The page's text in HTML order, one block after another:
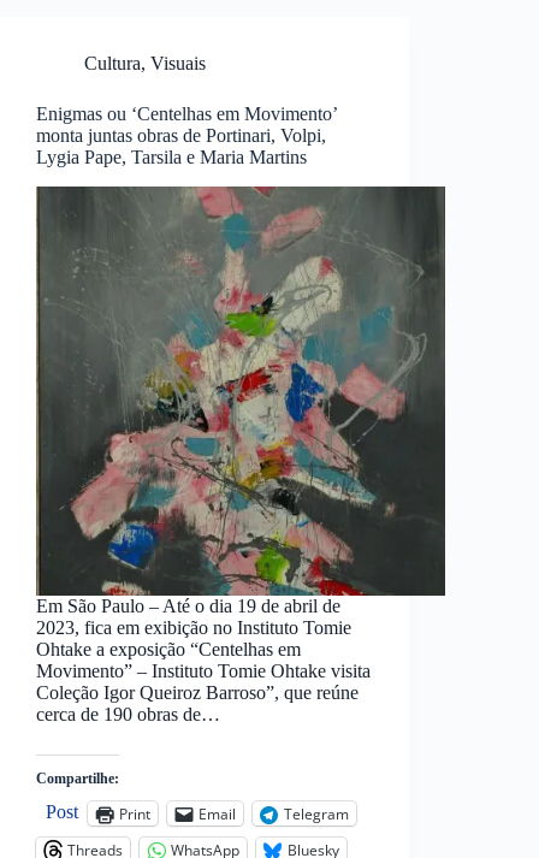
Cultura, Visuais
Enigmas ou ‘Centelhas em Movimento’
monta juntas obras de Portinari, Volpi,
Lygia Pape, Tarsila e Maria Martins
Em São Paulo – Até o dia 19 de abril de
2023, fica em exibição no Instituto Tomie
Ohtake a exposição “Centelhas em
Movimento” – Instituto Tomie Ohtake visita
Coleção Igor Queiroz Barroso”, que reúne
cerca de 190 obras de…
Compartilhe:
Post Print Email
Telegram
Threads
WhatsApp Bluesky